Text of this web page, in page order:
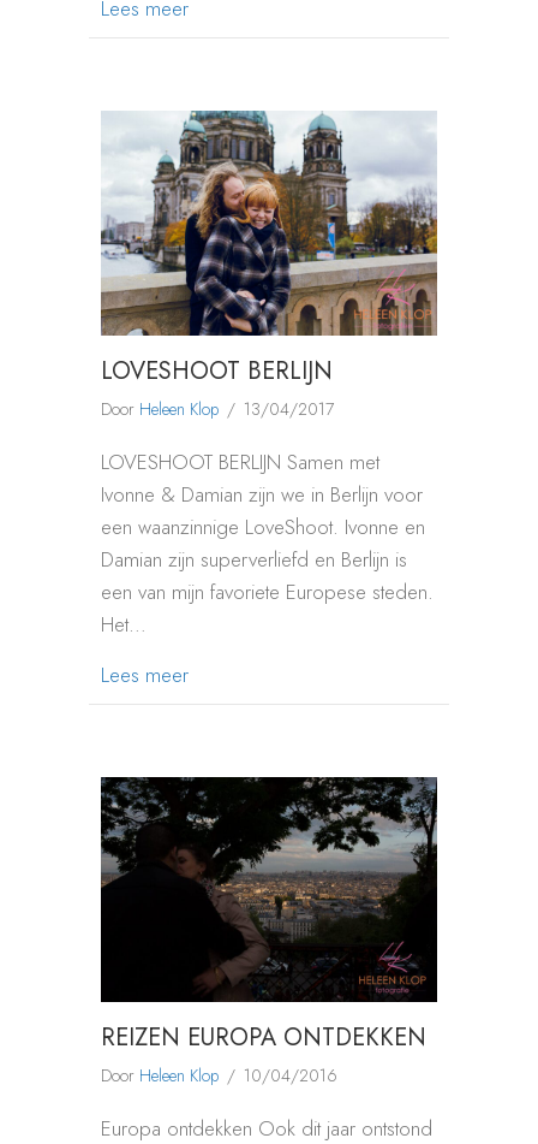
Lees meerabout TROUWEN IN RIGA LETLAND
LOVESHOOT BERLIJN
Door Heleen Klop / 13/04/2017
LOVESHOOT BERLIJN Samen met
Ivonne & Damian zijn we in Berlijn voor
een waanzinnige LoveShoot. Ivonne en
Damian zijn superverliefd en Berlijn is
een van mijn favoriete Europese steden.
Het…
Lees meerabout LOVESHOOT BERLIJN
REIZEN EUROPA ONTDEKKEN
Door Heleen Klop / 10/04/2016
Europa ontdekken Ook dit jaar ontstond